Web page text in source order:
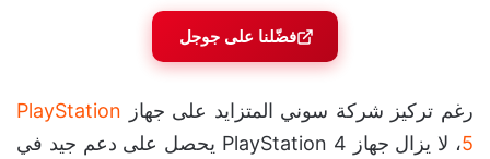
فضّلنا على جوجل
رغم تركيز شركة سوني المتزايد على جهاز PlayStation
5
، لا يزال جهاز PlayStation 4 يحصل على دعم جيد في